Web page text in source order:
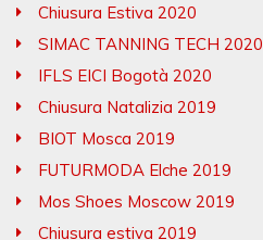
Chiusura Estiva 2020
SIMAC TANNING TECH 2020
IFLS EICI Bogotà 2020
Chiusura Natalizia 2019
BIOT Mosca 2019
FUTURMODA Elche 2019
Mos Shoes Moscow 2019
Chiusura estiva 2019